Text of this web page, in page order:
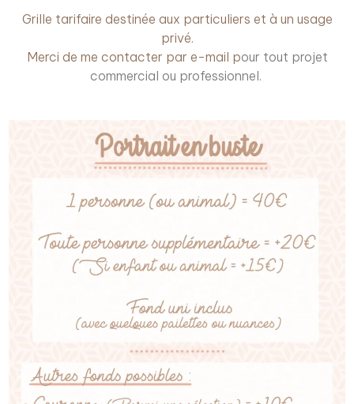
Grille tarifaire destinée aux particuliers et à un usage
privé.
Merci de me contacter par e-mail pour tout projet
commercial ou professionnel.